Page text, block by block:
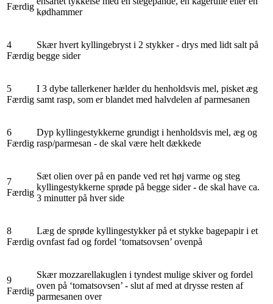
Færdig
kødhammer
4
Færdig
Skær hvert kyllingebryst i 2 stykker - drys med lidt salt på
begge sider
5
Færdig
I 3 dybe tallerkener hælder du henholdsvis mel, pisket æg
samt rasp, som er blandet med halvdelen af parmesanen
6
Færdig
Dyp kyllingestykkerne grundigt i henholdsvis mel, æg og
rasp/parmesan - de skal være helt dækkede
7
Færdig
Sæt olien over på en pande ved ret høj varme og steg
kyllingestykkerne sprøde på begge sider - de skal have ca.
3 minutter på hver side
8
Færdig
Læg de sprøde kyllingestykker på et stykke bagepapir i et
ovnfast fad og fordel ‘tomatsovsen’ ovenpå
9
Færdig
Skær mozzarellakuglen i tyndest mulige skiver og fordel
oven på ‘tomatsovsen’ - slut af med at drysse resten af
parmesanen over